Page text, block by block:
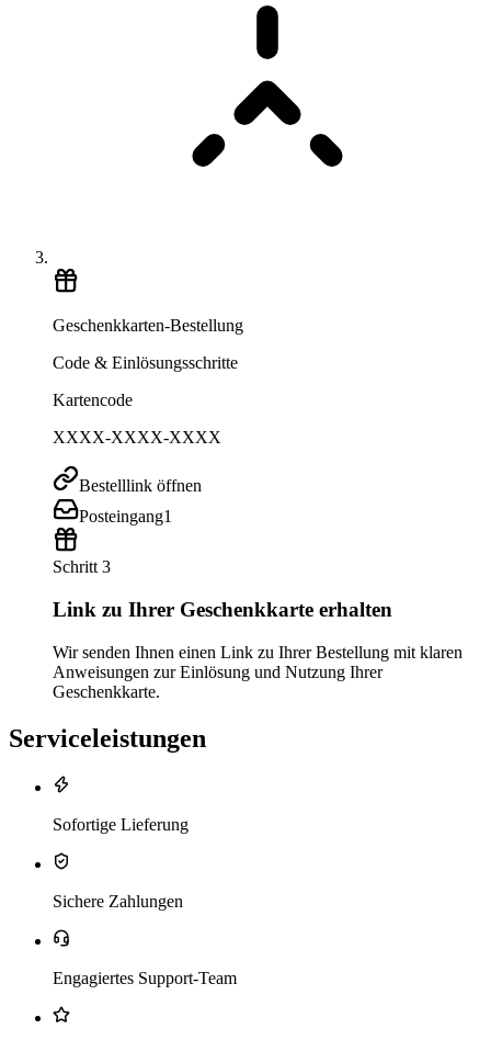
Geschenkkarten-Bestellung
Code & Einlösungsschritte
Kartencode
XXXX-XXXX-XXXX
Bestelllink öffnen
Posteingang1
Schritt 3
Link zu Ihrer Geschenkkarte erhalten
Wir senden Ihnen einen Link zu Ihrer Bestellung mit klaren
Anweisungen zur Einlösung und Nutzung Ihrer
Geschenkkarte.
Serviceleistungen
Sofortige Lieferung
Sichere Zahlungen
Engagiertes Support-Team